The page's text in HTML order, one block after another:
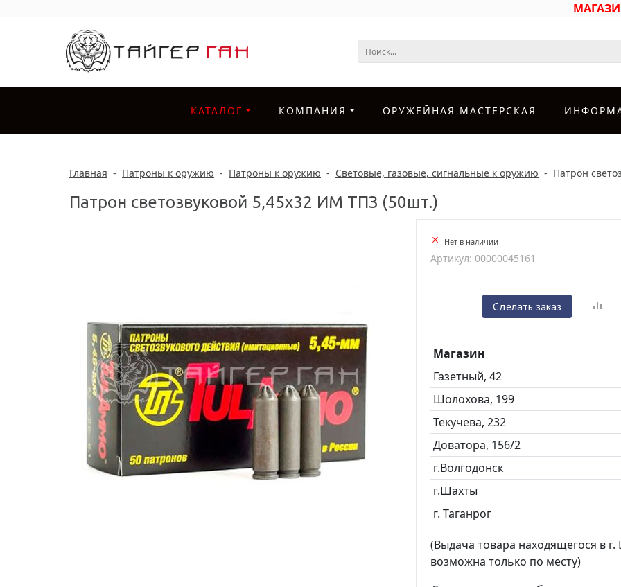
КАТАЛОГ КОМПАНИЯ ОРУЖЕЙНАЯ МАСТЕРСКАЯ
Главная - Патроны к оружию - Патроны к оружию - Световые, газовые, сигнальные к оружию - Патрон
Патрон светозвуковой 5,45х32 ИМ ТПЗ (50шт.)
Нет в наличии
Артикул: 00000045161
Сделать заказ
Магазин
Газетный, 42
Шолохова, 199
Текучева, 232
Доватора, 156/2
г.Волгодонск
г.Шахты
г. Таганрог
(Выдача товара находящегося в г.
возможна только по месту)